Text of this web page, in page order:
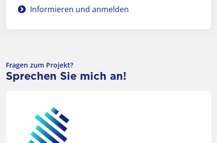
Informieren und anmelden
Fragen zum Projekt?
Sprechen Sie mich an!